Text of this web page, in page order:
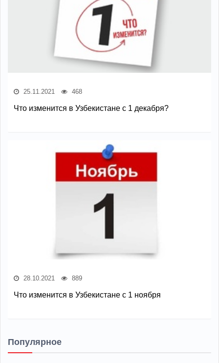
25.11.2021 468
Что изменится в Узбекистане с 1 декабря?
28.10.2021 889
Что изменится в Узбекистане с 1 ноября
Популярное